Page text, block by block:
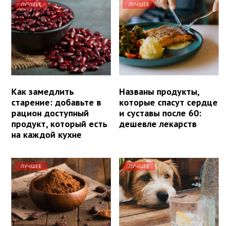
ЛУЧШЕЕ
Как замедлить
старение: добавьте в
рацион доступный
продукт, который есть
на каждой кухне
ЛУЧШЕЕ
Названы продукты,
которые спасут сердце
и суставы после 60:
дешевле лекарств
ЛУЧШЕЕ ЛУЧШЕЕ